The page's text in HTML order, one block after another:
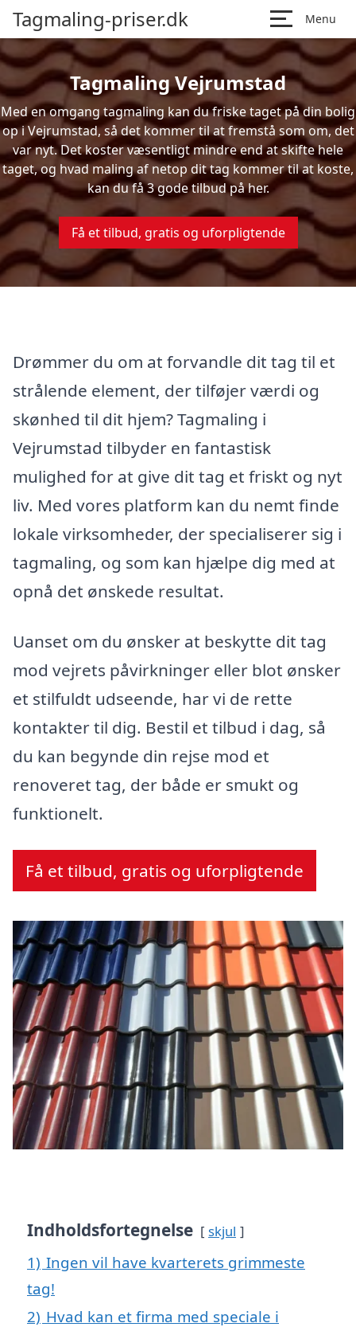
Tagmaling-priser.dk Menu
Tagmaling Vejrumstad
Med en omgang tagmaling kan du friske taget på din bolig
op i Vejrumstad, så det kommer til at fremstå som om, det
var nyt. Det koster væsentligt mindre end at skifte hele
taget, og hvad maling af netop dit tag kommer til at koste,
kan du få 3 gode tilbud på her.
Få et tilbud, gratis og uforpligtende
Drømmer du om at forvandle dit tag til et
strålende element, der tilføjer værdi og
skønhed til dit hjem? Tagmaling i
Vejrumstad tilbyder en fantastisk
mulighed for at give dit tag et friskt og nyt
liv. Med vores platform kan du nemt finde
lokale virksomheder, der specialiserer sig i
tagmaling, og som kan hjælpe dig med at
opnå det ønskede resultat.
Uanset om du ønsker at beskytte dit tag
mod vejrets påvirkninger eller blot ønsker
et stilfuldt udseende, har vi de rette
kontakter til dig. Bestil et tilbud i dag, så
du kan begynde din rejse mod et
renoveret tag, der både er smukt og
funktionelt.
Få et tilbud, gratis og uforpligtende
Indholdsfortegnelse skjul
1) Ingen vil have kvarterets grimmeste
tag!
2) Hvad kan et firma med speciale i